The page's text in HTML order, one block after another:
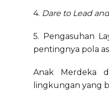
4. Dare to Lead
5. Pengasuhan
pentingnya pola
Anak Merdeka
lingkungan yang